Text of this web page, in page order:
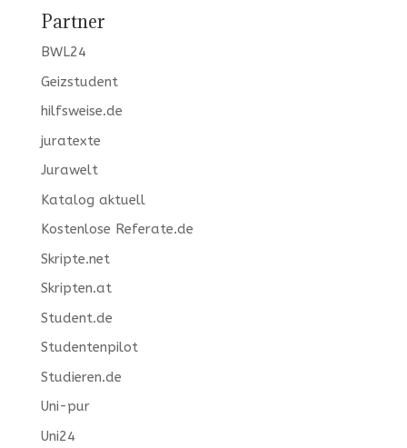
Partner
BWL24
Geizstudent
hilfsweise.de
juratexte
Jurawelt
Katalog aktuell
Kostenlose Referate.de
Skripte.net
Skripten.at
Student.de
Studentenpilot
Studieren.de
Uni-pur
Uni24